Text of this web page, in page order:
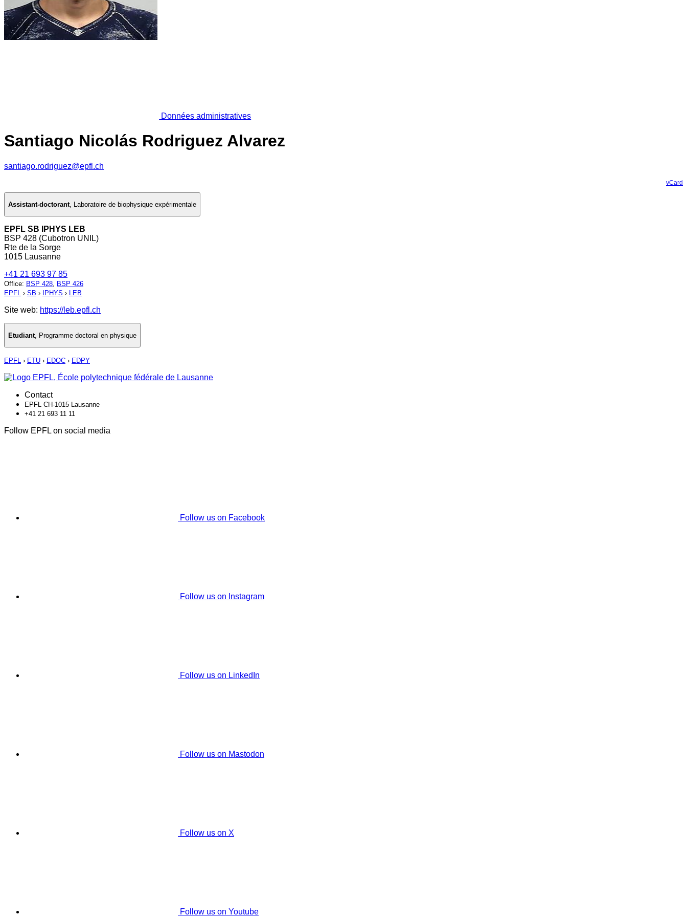
Données administratives
Santiago Nicolás Rodriguez Alvarez
santiago.rodriguez@epfl.ch
vCard
Assistant-doctorant, Laboratoire de biophysique expérimentale
EPFL SB IPHYS LEB
BSP 428 (Cubotron UNIL)
Rte de la Sorge
1015 Lausanne
+41 21 693 97 85
Office: BSP 428, BSP 426
EPFL › SB › IPHYS › LEB
Site web: https://leb.epfl.ch
Etudiant Programme doctoral en physique
EPFL › ETU › EDOC › EDPY
Contact
EPFL CH-1015 Lausanne
+41 21 693 11 11
Follow EPFL on social media
Follow us on Facebook
Follow us on Instagram
Follow us on LinkedIn
Follow us on Mastodon
Follow us on X
Follow us on Youtube